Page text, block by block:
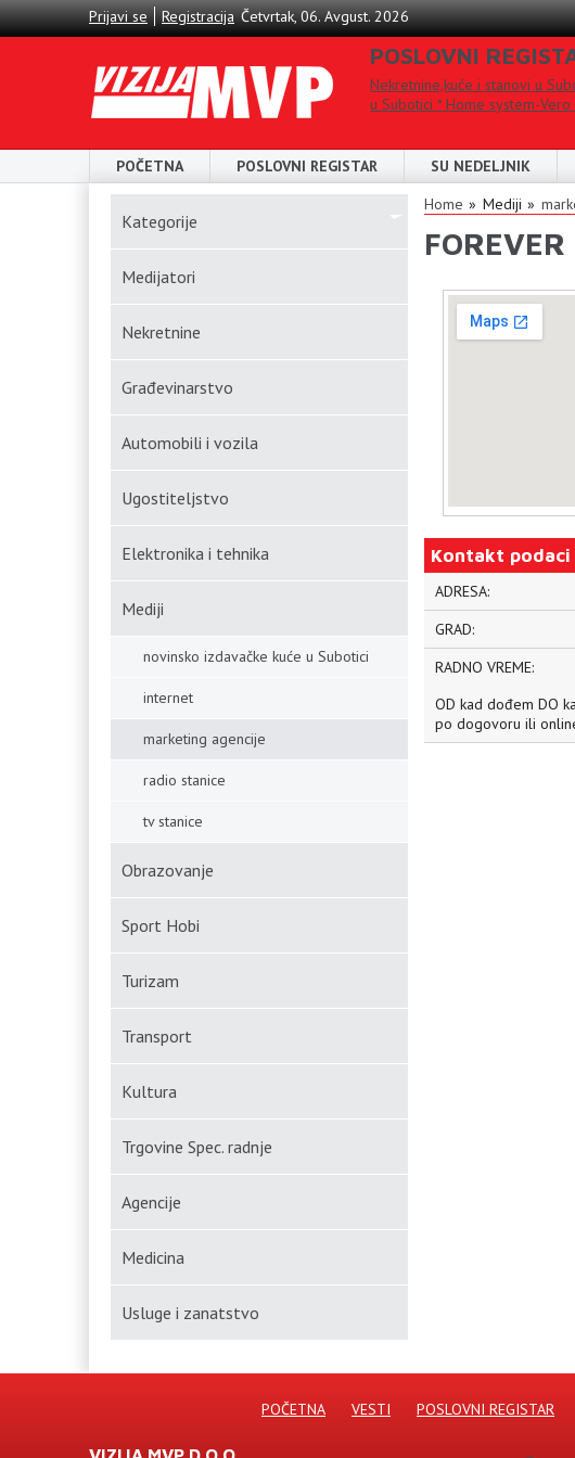
Skip to main content
Prijavi se Registracija Četvrtak, 06. Avgust. 2026
POSLOVNI
Nekretnine,kuće i stanovi u
u Subotici * Home system-Vero
POČETNA POSLOVNI REGISTAR SU NEDELJNIK
You are
Home Mediji
FOREVER
Kontakt podaci
ADRESA:
GRAD:
RADNO VREME:
OD kad dođem DO
po dogovoru ili
Kаtegorije
Medijatori
Nekretnine
Građevinarstvo
Automobili i vozila
Ugostiteljstvo
Elektronika i tehnika
Mediji
novinsko izdavačke kuće u Subotici
internet
marketing agencije
radio stanice
tv stanice
Obrazovanje
Sport Hobi
Turizam
Transport
Kultura
Trgovine Spec. radnje
Agencije
Medicina
Usluge i zanatstvo
POČETNA VESTI POSLOVNI REGISTAR